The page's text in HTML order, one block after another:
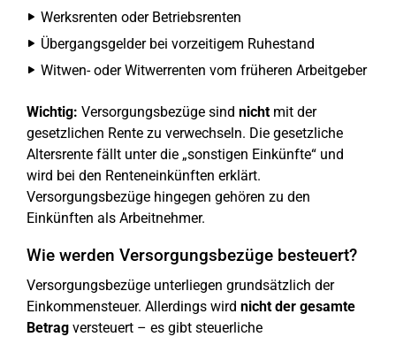
Werksrenten oder Betriebsrenten
Übergangsgelder bei vorzeitigem Ruhestand
Witwen- oder Witwerrenten vom früheren Arbeitgeber
Wichtig: Versorgungsbezüge sind nichtmit der
gesetzlichen Rente zu verwechseln. Die gesetzliche
Altersrente fällt unter die „sonstigen Einkünfte“ und
wird bei den Renteneinkünften erklärt.
Versorgungsbezüge hingegen gehören zu den
Einkünften als Arbeitnehmer.
Wie werden Versorgungsbezüge besteuert?
Versorgungsbezüge unterliegen grundsätzlich der
Einkommensteuer. Allerdings wird nicht der gesamte
Betrag versteuert – es gibt steuerliche